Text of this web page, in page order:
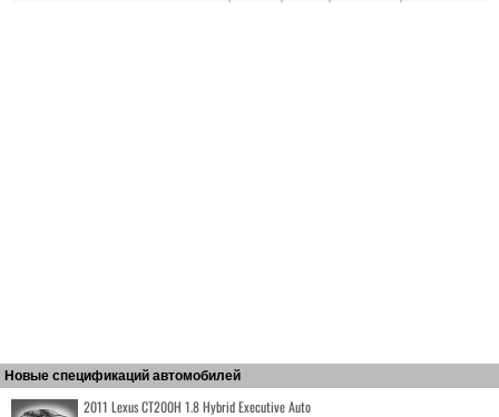
Новые спецификаций автомобилей
2011 Lexus CT200H 1.8 Hybrid Executive Auto